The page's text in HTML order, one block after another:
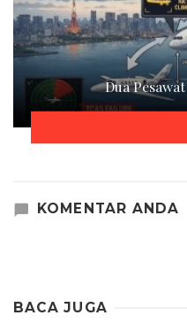
Dua
KOMENTAR ANDA
BACA JUGA